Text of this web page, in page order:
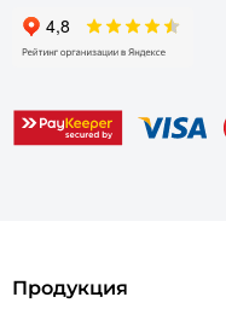
Продукция